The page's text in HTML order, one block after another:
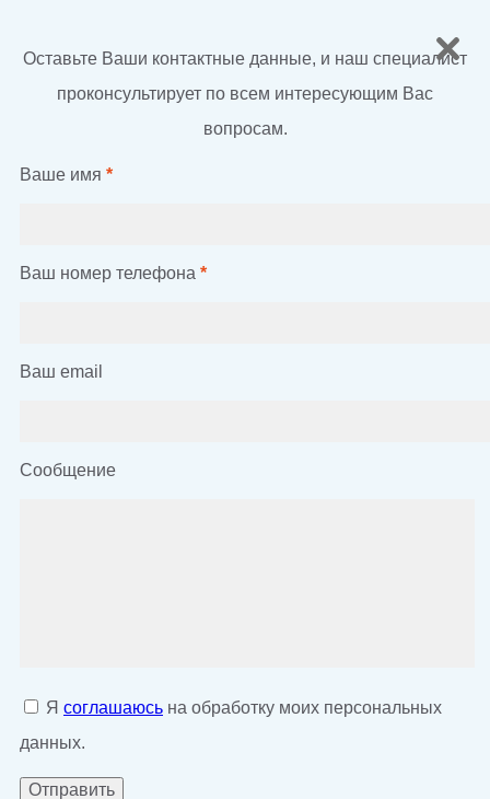
Оставьте Ваши контактные данные, и наш специалист
проконсультирует по всем интересующим Вас
вопросам.
Ваше имя *
Ваш номер телефона *
Ваш email
Сообщение
Я соглашаюсь на обработку моих персональных
данных.